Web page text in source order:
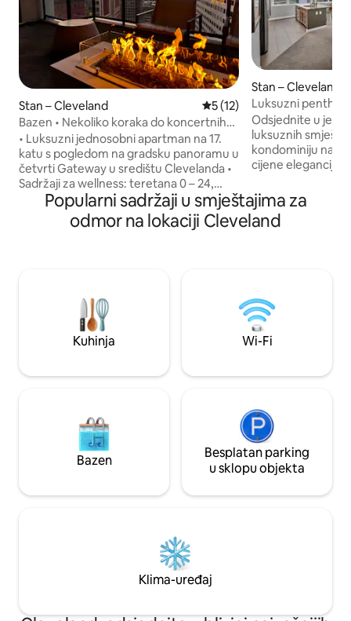
Stan – Cleveland Prosječna ocjena: 5/5,
5 (12)
Bazen • Nekoliko koraka do koncertnih
dvorana • Stadioni • Pogledi
• Luksuzni jednosobni apartman na 17.
katu s pogledom na gradsku panoramu u
četvrti Gateway u središtu Clevelanda •
Sadržaji za wellness: teretana 0 – 24,
sauna, studio za jogu, spektakularna
krovna terasa s bazenom i jacuzzijem
otvorena svakodnevno od 10 do 22 sata •
idealan za medicinske sestre koje putuju
i digitalne nomade • Perilica rublja u
smještajnoj jedinici, dobro opskrbljena
kuhinja, sigurno parkiralište koje se plaća,
pomoću šifre za vrata • Parki
Stan – Cleveland
Luksuzni
pogled na centar
Odsjednite u
luksuznih
kondominiju
cijene eleganciju,
ste nekoliko
restorana,
grada, a zatim se
kuhinja ✔️ Pametni
✔️ Prostor za rad
Parkiralište je
24 ✔️ Fitness centar Pogledajte
Popularni sadržaji u smještajima za
odmor na lokaciji Cleveland
Kuhinja Wi-Fi
Bazen
Besplatan parking
u sklopu objekta
Klima-uređaj